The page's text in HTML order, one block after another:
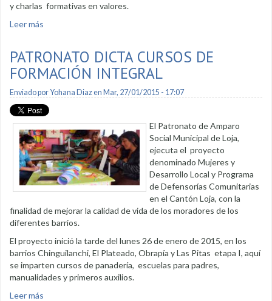
y charlas formativas en valores.
Leer más
PATRONATO DICTA CURSOS DE
FORMACIÓN INTEGRAL
Enviado porYohana Diazen Mar, 27/01/2015 - 17:07
El Patronato de Amparo
Social Municipal de Loja,
ejecuta el proyecto
denominado Mujeres y
Desarrollo Local y Programa
de Defensorías Comunitarias
en el Cantón Loja, con la
finalidad de mejorar la calidad de vida de los moradores de los
diferentes barrios.
El proyecto inició la tarde del lunes 26 de enero de 2015, en los
barrios Chinguilanchi, El Plateado, Obrapía y Las Pitas etapa I, aquí
se imparten cursos de panadería, escuelas para padres,
manualidades y primeros auxilios.
Leer más